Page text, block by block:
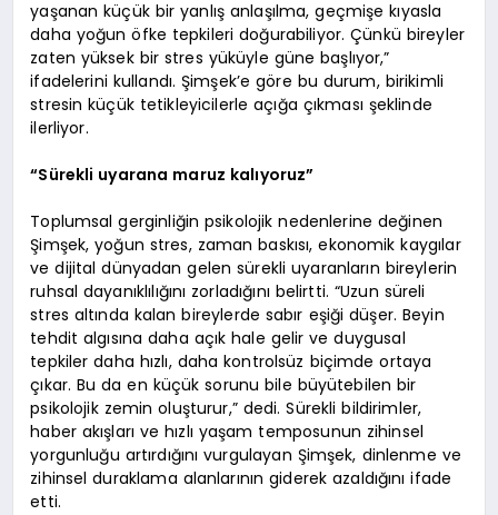
yaşanan küçük bir yanlış anlaşılma, geçmişe kıyasla
daha yoğun öfke tepkileri doğurabiliyor. Çünkü bireyler
zaten yüksek bir stres yüküyle güne başlıyor,”
ifadelerini kullandı. Şimşek’e göre bu durum, birikimli
stresin küçük tetikleyicilerle açığa çıkması şeklinde
ilerliyor.
“Sürekli uyarana maruz kalıyoruz”
Toplumsal gerginliğin psikolojik nedenlerine değinen
Şimşek, yoğun stres, zaman baskısı, ekonomik kaygılar
ve dijital dünyadan gelen sürekli uyaranların bireylerin
ruhsal dayanıklılığını zorladığını belirtti. “Uzun süreli
stres altında kalan bireylerde sabır eşiği düşer. Beyin
tehdit algısına daha açık hale gelir ve duygusal
tepkiler daha hızlı, daha kontrolsüz biçimde ortaya
çıkar. Bu da en küçük sorunu bile büyütebilen bir
psikolojik zemin oluşturur,” dedi. Sürekli bildirimler,
haber akışları ve hızlı yaşam temposunun zihinsel
yorgunluğu artırdığını vurgulayan Şimşek, dinlenme ve
zihinsel duraklama alanlarının giderek azaldığını ifade
etti.